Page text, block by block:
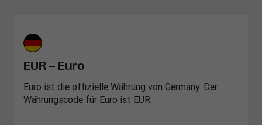
EUR – Euro
Euro ist die offizielle Währung von Germany. Der
Währungscode für Euro ist EUR.